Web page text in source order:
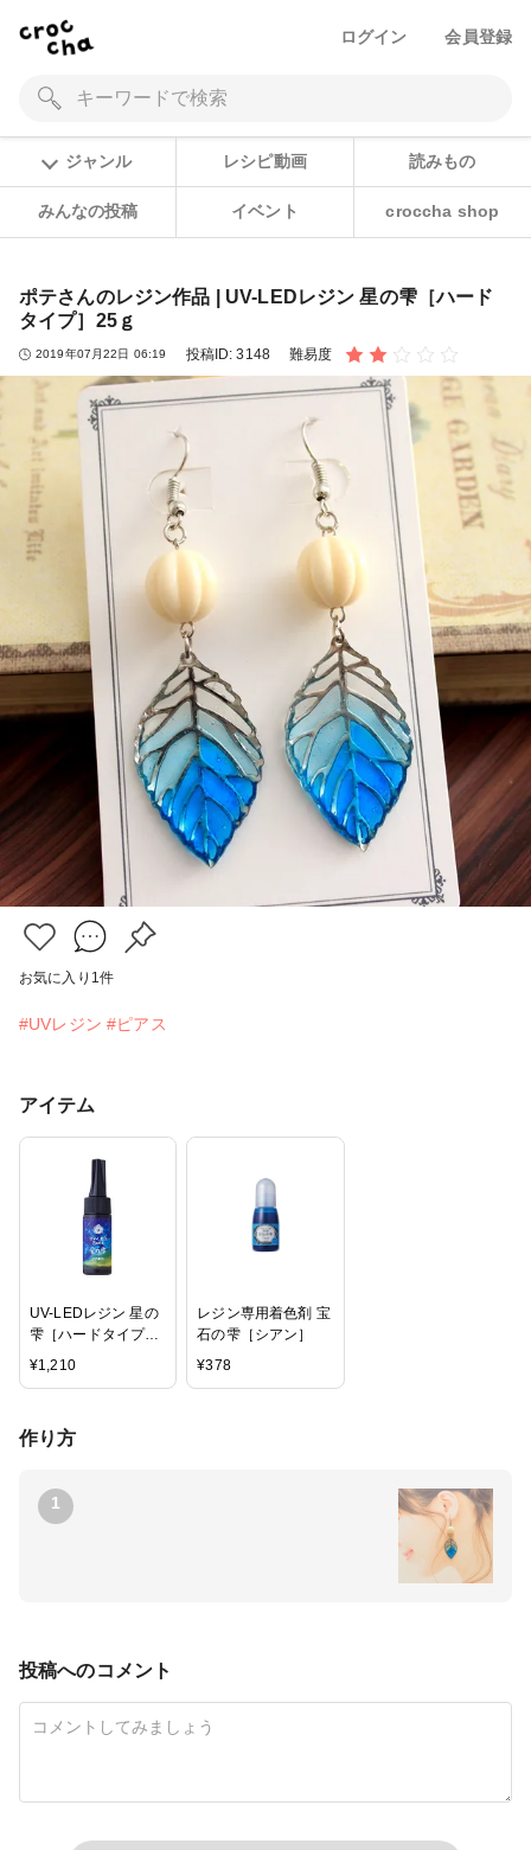
ログイン 会員登録
ジャンル レシピ動画 読みもの
みんなの投稿 イベント croccha shop
ポテさんのレジン作品 | UV-LEDレジン 星の雫［ハード
タイプ］25ｇ
2019年07月22日 06:19 投稿ID:3148 難易度
お気に入り 1 件
#UVレジン #ピアス
アイテム
UV-LEDレジン 星の
雫［ハードタイプ］
25ｇ
¥1,210
レジン専用着色剤 宝
石の雫［シアン］
¥378
作り方
1
投稿へのコメント